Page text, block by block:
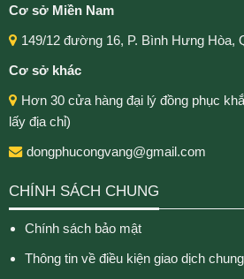
Cơ sở Miền Nam
149/12 đường 16, P. Bình Hưng Hòa,
Cơ sở khác
Hơn 30 cửa hàng đại lý đồng phục
lấy địa chỉ)
dongphucongvang@gmail.com
CHÍNH SÁCH CHUNG
Chính sách bảo mật
Thông tin về điều kiện giao dịch chung